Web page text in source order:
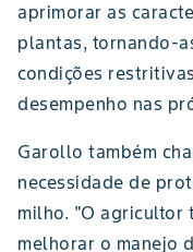
aprimorar as
plantas, tornando-
condições
desempenho nas
Garollo também
necessidade de
milho. "O agricultor
melhorar o manejo